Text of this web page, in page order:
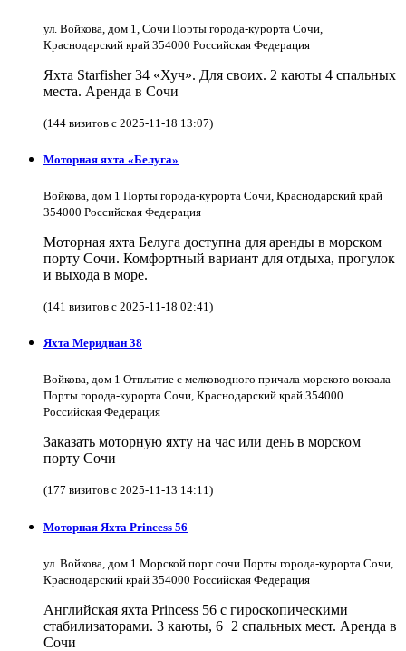
ул. Войкова, дом 1, Сочи Порты города-курорта Сочи,
Краснодарский край 354000 Российская Федерация
Яхта Starfisher 34 «Хуч». Для своих. 2 каюты 4 спальных
места. Аренда в Сочи
(144 визитов с 2025-11-18 13:07)
Моторная яхта «Белуга»
Войкова, дом 1 Порты города-курорта Сочи, Краснодарский край
354000 Российская Федерация
Моторная яхта Белуга доступна для аренды в морском
порту Сочи. Комфортный вариант для отдыха, прогулок
и выхода в море.
(141 визитов с 2025-11-18 02:41)
Яхта Меридиан 38
Войкова, дом 1 Отплытие с мелководного причала морского вокзала
Порты города-курорта Сочи, Краснодарский край 354000
Российская Федерация
Заказать моторную яхту на час или день в морском
порту Сочи
(177 визитов с 2025-11-13 14:11)
Моторная Яхта Princess 56
ул. Войкова, дом 1 Морской порт сочи Порты города-курорта Сочи,
Краснодарский край 354000 Российская Федерация
Английская яхта Princess 56 с гироскопическими
стабилизаторами. 3 каюты, 6+2 спальных мест. Аренда в
Сочи